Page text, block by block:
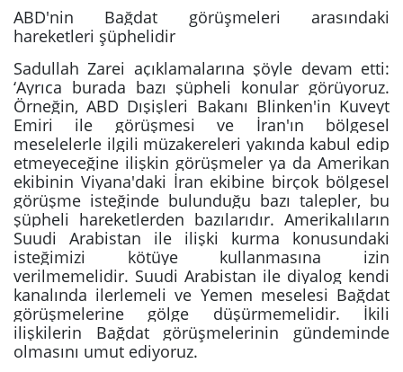
ABD'nin Bağdat görüşmeleri arasındaki
hareketleri şüphelidir
Sadullah Zarei açıklamalarına şöyle devam etti:
‘Ayrıca burada bazı şüpheli konular görüyoruz.
Örneğin, ABD Dışişleri Bakanı Blinken'in Kuveyt
Emiri ile görüşmesi ve İran'ın bölgesel
meselelerle ilgili müzakereleri yakında kabul edip
etmeyeceğine ilişkin görüşmeler ya da Amerikan
ekibinin Viyana'daki İran ekibine birçok bölgesel
görüşme isteğinde bulunduğu bazı talepler, bu
şüpheli hareketlerden bazılarıdır. Amerikalıların
Suudi Arabistan ile ilişki kurma konusundaki
isteğimizi kötüye kullanmasına izin
verilmemelidir. Suudi Arabistan ile diyalog kendi
kanalında ilerlemeli ve Yemen meselesi Bağdat
görüşmelerine gölge düşürmemelidir. İkili
ilişkilerin Bağdat görüşmelerinin gündeminde
olmasını umut ediyoruz.